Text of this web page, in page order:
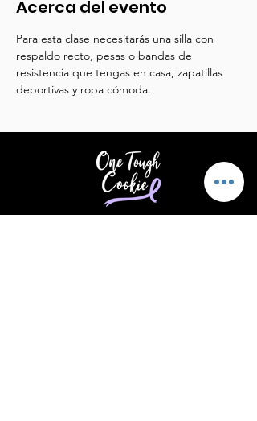
Acerca del evento
Para esta clase necesitarás una silla con
respaldo recto, pesas o bandas de
resistencia que tengas en casa, zapatillas
deportivas y ropa cómoda.